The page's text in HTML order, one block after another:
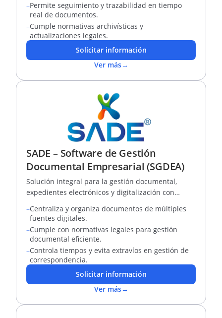
–Permite seguimiento y trazabilidad en tiempo
real de documentos.
–Cumple normativas archivísticas y
actualizaciones legales.
Solicitar información
Ver más→
SADE – Software de Gestión
Documental Empresarial (SGDEA)
Solución integral para la gestión documental,
expedientes electrónicos y digitalización con
–Centraliza y organiza documentos de múltiples
fuentes digitales.
–Cumple con normativas legales para gestión
documental eficiente.
–Controla tiempos y evita extravíos en gestión de
correspondencia.
Solicitar información
Ver más→